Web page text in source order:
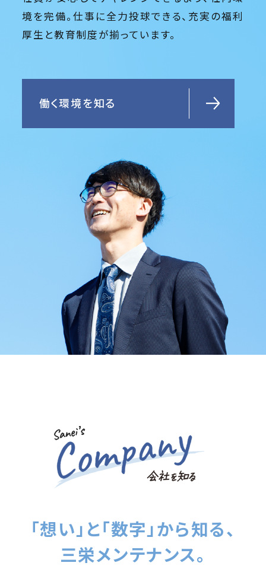
境を完備。仕事に全力投球できる、充実の福利
厚生と教育制度が揃っています。
働く環境を知る
「想い」と「数字」から知る、
三栄メンテナンス。